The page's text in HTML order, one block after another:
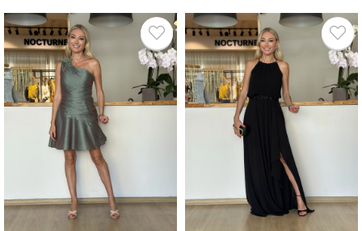
New
Item
New
Item